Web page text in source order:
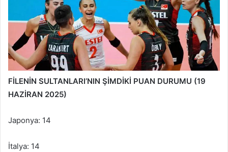
FİLENİN SULTANLARI’NIN ŞİMDİKİ PUAN DURUMU (19
HAZİRAN 2025)
Japonya: 14
İtalya: 14